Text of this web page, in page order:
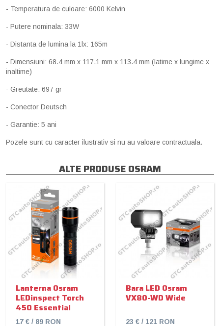
- Temperatura de culoare: 6000 Kelvin
- Putere nominala: 33W
- Distanta de lumina la 1lx: 165m
- Dimensiuni: 68.4 mm x 117.1 mm x 113.4 mm (latime x lungime x
inaltime)
- Greutate: 697 gr
- Conector Deutsch
- Garantie: 5 ani
Pozele sunt cu caracter ilustrativ si nu au valoare contractuala.
ALTE PRODUSE OSRAM
Lanterna Osram
LEDinspect Torch
450 Essential
17 € / 89 RON
Bara LED Osram
VX80-WD Wide
23 € / 121 RON